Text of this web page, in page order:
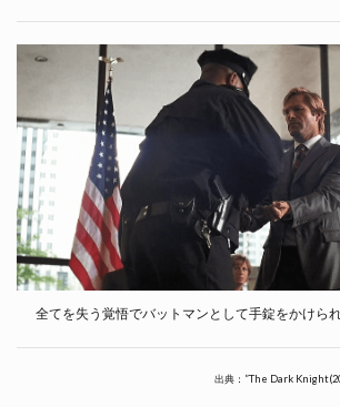
全てを失う覚悟でバットマンとして手錠をかけら
出典：”The Dark